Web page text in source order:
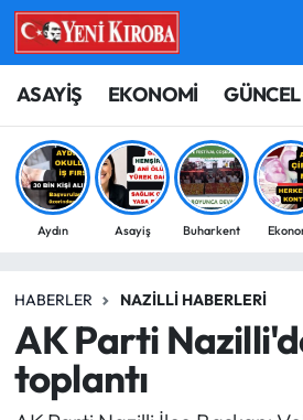
ASAYİŞ EKONOMİ GÜNCEL
Aydın Asayiş Buharkent
HABERLER NAZILLI HABERLERI
AK Parti
toplantı
ASAYİŞ
BİLİM-TEKNOLOJİ
ÇEVRE
EĞİTİM
EKONOMİ
Aydın Nöbetçi Eczaneler
Aydın Hava Durumu
Aydin Namaz Vakitleri
Süper Lig Puan Durumu ve
Tüm Manşetler